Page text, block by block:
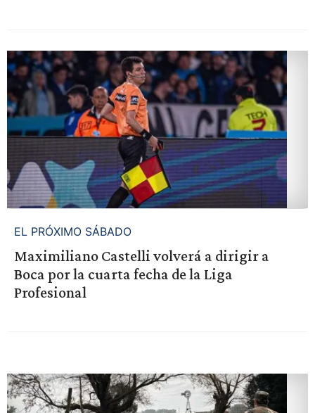
EL PRÓXIMO SÁBADO
Maximiliano Castelli volverá a dirigir a
Boca por la cuarta fecha de la Liga
Profesional